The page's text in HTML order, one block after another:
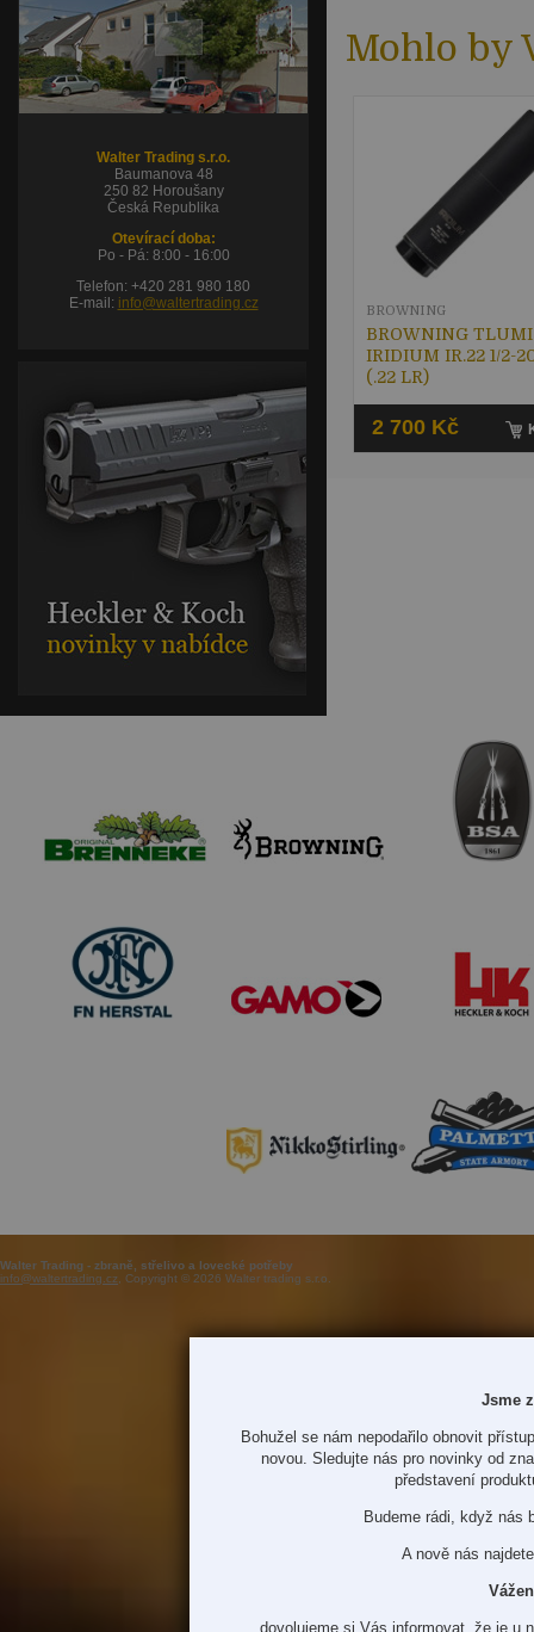
Mohlo by
BROWNING
IRIDIUM IR.22 1/2-
(.22 LR)
BROWNING
2 700 Kč
Walter Trading s.r.o.
Baumanova 48
250 82 Horoušany
Česká Republika
Otevírací doba:
Po - Pá: 8:00 - 16:00
Telefon: +420 281 980 180
E-mail: info@waltertrading.cz
Walter Trading - zbraně, střelivo a lovecké potřeby
info@waltertrading.cz , Copyright © 2026 Walter trading s.r.o.
Jsme
Bohužel se nám nepodařilo obnovit
novou. Sledujte nás pro novinky od
představení
Budeme rádi, když nás
A nově nás
dovolujeme si Vás informovat, že je u